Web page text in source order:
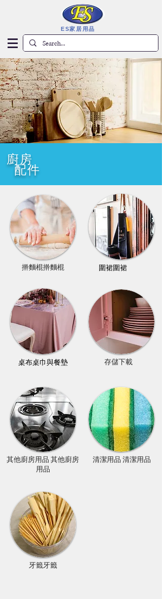
ES家居用品
廚房
配件
擀麵棍擀麵棍
桌布桌巾與餐墊
其他廚房用品 其他廚房
用品
圍裙圍裙
存儲下載
清潔用品 ​清潔用品
​牙籤牙籤